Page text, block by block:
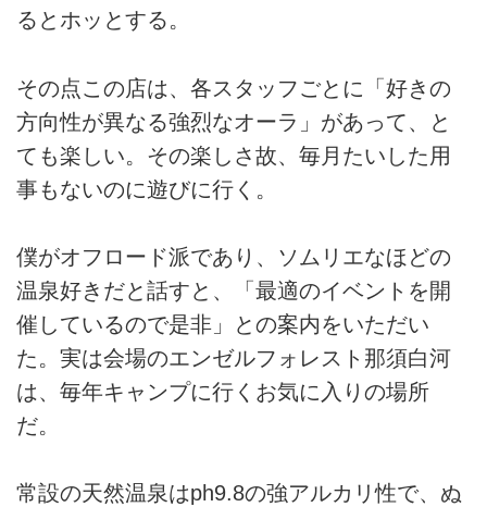
るとホッとする。
その点この店は、各スタッフごとに「好きの
方向性が異なる強烈なオーラ」があって、と
ても楽しい。その楽しさ故、毎月たいした用
事もないのに遊びに行く。
僕がオフロード派であり、ソムリエなほどの
温泉好きだと話すと、「最適のイベントを開
催しているので是非」との案内をいただい
た。実は会場のエンゼルフォレスト那須白河
は、毎年キャンプに行くお気に入りの場所
だ。
常設の天然温泉はph9.8の強アルカリ性で、ぬ